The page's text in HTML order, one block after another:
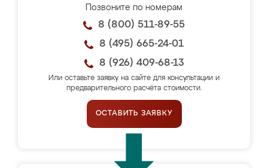
Позвоните по номерам
8 (800) 511-89-55
8 (495) 665-24-01
8 (926) 409-68-13
Или оставьте заявку на сайте для консультации и
предварительного расчёта стоимости.
ОСТАВИТЬ ЗАЯВКУ